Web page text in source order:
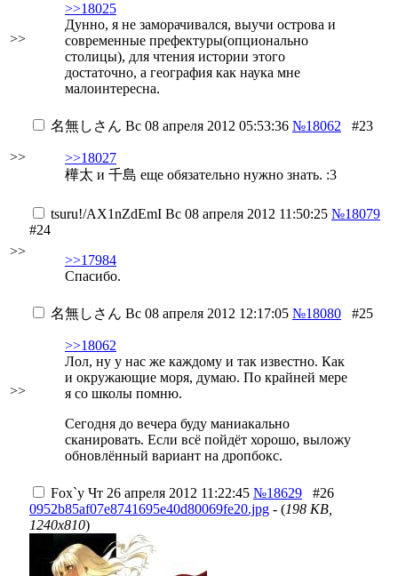
>>
>>18025
Дунно, я не заморачивался, выучи острова и
современные префектуры(опционально
столицы), для чтения истории этого
достаточно, а география как наука мне
малоинтересна.
>>
名無しさん Вс 08 апреля 2012 05:53:36 №18062 #23
>>18027
樺太 и 千島 еще обязательно нужно знать. :3
>>
tsuru!/AX1nZdEmI Вс 08 апреля 2012 11:50:25 №18079
#24
>>17984
Спасибо.
>>
名無しさん Вс 08 апреля 2012 12:17:05 №18080 #25
>>18062
Лол, ну у нас же каждому и так известно. Как
и окружающие моря, думаю. По крайней мере
я со школы помню.
Сегодня до вечера буду маниакально
сканировать. Если всё пойдёт хорошо, выложу
обновлённый вариант на дропбокс.
Fox`у Чт 26 апреля 2012 11:22:45 №18629
#26
0952b85af07e8741695e40d80069fe20.jpg - (198 KB,
1240x810)